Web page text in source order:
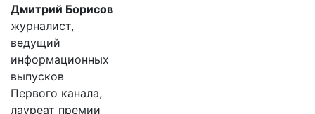
Дмитрий Борисов
журналист,
ведущий
информационных
выпусков
Первого канала,
лауреат премии